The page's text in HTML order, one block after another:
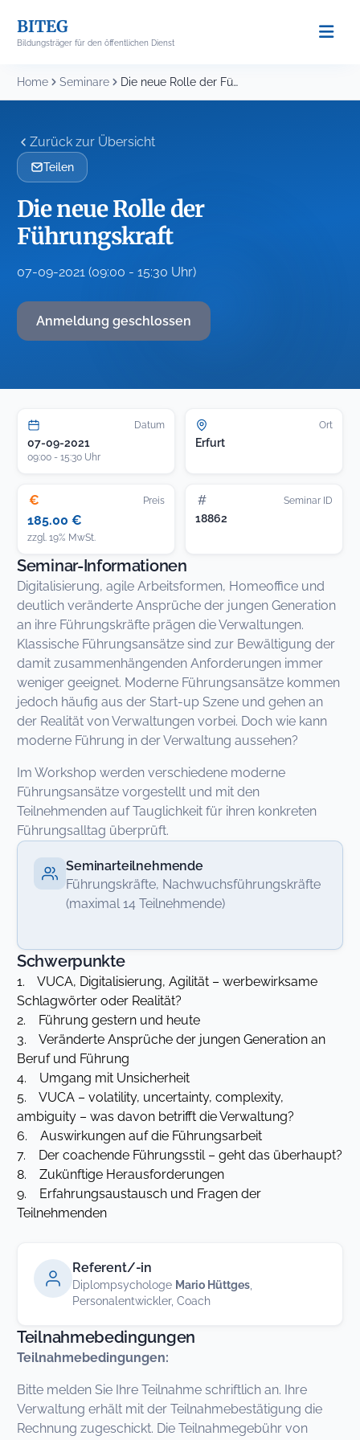
content
BITEG
Bildungsträger für den öffentlichen Dienst
Home Seminare Die neue Rolle der Führungskraft
Zurück zur Übersicht
Teilen
Die neue Rolle der
Führungskraft
07-09-2021 (09:00 - 15:30 Uhr)
Anmeldung geschlossen
Datum
07-09-2021
09:00 - 15:30 Uhr
Ort
Erfurt
€ Preis
185.00 €
zzgl. 19% MwSt.
# Seminar ID
18862
Seminar-Informationen
Digitalisierung, agile Arbeitsformen, Homeoffice und
deutlich veränderte Ansprüche der jungen Generation
an ihre Führungskräfte prägen die Verwaltungen.
Klassische Führungsansätze sind zur Bewältigung der
damit zusammenhängenden Anforderungen immer
weniger geeignet. Moderne Führungsansätze kommen
jedoch häufig aus der Start-up Szene und gehen an
der Realität von Verwaltungen vorbei. Doch wie kann
moderne Führung in der Verwaltung aussehen?
Im Workshop werden verschiedene moderne
Führungsansätze vorgestellt und mit den
Teilnehmenden auf Tauglichkeit für ihren konkreten
Führungsalltag überprüft.
Seminarteilnehmende
Führungskräfte, Nachwuchsführungskräfte
(maximal 14 Teilnehmende)
Schwerpunkte
1. VUCA, Digitalisierung, Agilität – werbewirksame
Schlagwörter oder Realität?
2. Führung gestern und heute
3. Veränderte Ansprüche der jungen Generation an
Beruf und Führung
4. Umgang mit Unsicherheit
5. VUCA – volatility, uncertainty, complexity,
ambiguity – was davon betrifft die Verwaltung?
6. Auswirkungen auf die Führungsarbeit
7. Der coachende Führungsstil – geht das überhaupt?
8. Zukünftige Herausforderungen
9. Erfahrungsaustausch und Fragen der
Teilnehmenden
Referent/-in
Diplompsychologe Mario Hüttges
Personalentwickler, Coach
Teilnahmebedingungen
Teilnahmebedingungen:
Bitte melden Sie Ihre Teilnahme schriftlich an. Ihre
Verwaltung erhält mit der Teilnahmebestätigung die
Rechnung zugeschickt. Die Teilnahmegebühr von